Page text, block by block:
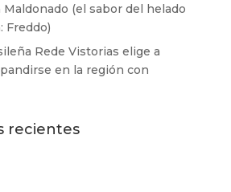
Maldonado (el sabor del helado
Freddo)
Rede Vistorias elige a
en la región con
recientes